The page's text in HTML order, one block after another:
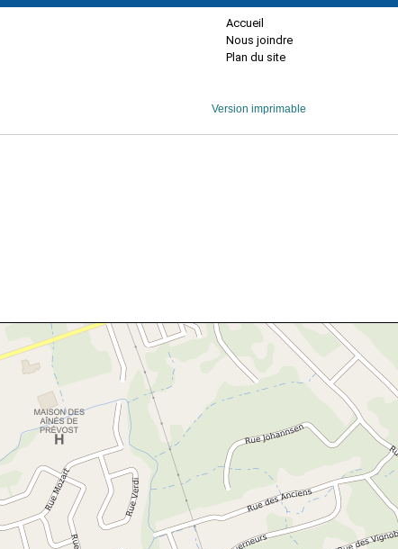
Accueil
Nous joindre
Plan du site
Version imprimable